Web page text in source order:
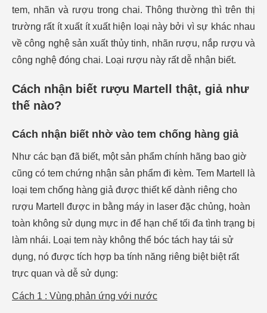
tem, nhãn và rượu trong chai. Thông thường thì trên thị
trường rất ít xuất ít xuất hiện loại này bởi vì sự khác nhau
về công nghệ sản xuất thủy tinh, nhãn rượu, nắp rượu và
công nghệ đóng chai. Loại rượu này rất dễ nhận biết.
Cách nhận biết rượu Martell thật, giả như
thế nào?
Cách nhận biết nhờ vào tem chống hàng giả
Như các bạn đã biết, một sản phẩm chính hãng bao giờ
cũng có tem chứng nhận sản phẩm đi kèm. Tem Martell
là
loại tem chống hàng giả được thiết kế dành riêng cho
rượu Martell
được in bằng máy in laser đặc chủng, hoàn
toàn không sử dụng mực in để hạn chế tối đa tình trạng bị
làm nhái. Loại tem này không thể bóc tách hay tái sử
dụng, nó được tích hợp ba tính năng riêng biệt biệt rất
trực quan và dễ sử dụng:
Cách 1 : Vùng phản ứng với nước